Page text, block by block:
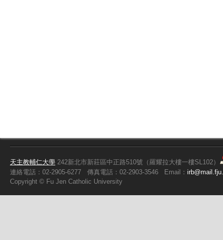
天主教輔仁大學 242新北市新莊區中正路510號（羅耀拉大樓一樓SL102）
連絡電話：02-2905-6277
傳真電話：02-2903-3546 Email：
Copyright © Fu Jen Catholic University